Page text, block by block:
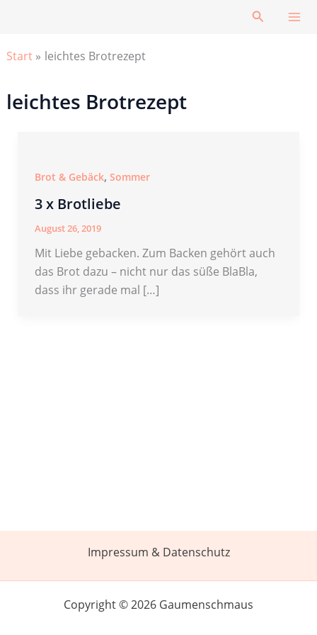
Suchen
Start leichtes Brotrezept
leichtes Brotrezept
Brot & Gebäck, Sommer
3 x Brotliebe
August 26, 2019
Mit Liebe gebacken. Zum Backen gehört auch
das Brot dazu – nicht nur das süße BlaBla,
dass ihr gerade mal […]
Impressum & Datenschutz
Copyright © 2026 Gaumenschmaus